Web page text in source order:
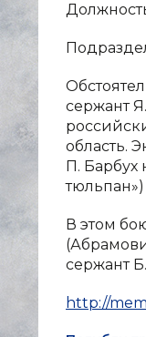
сержант
область.
П. Барбух
В этом
сержант
http://